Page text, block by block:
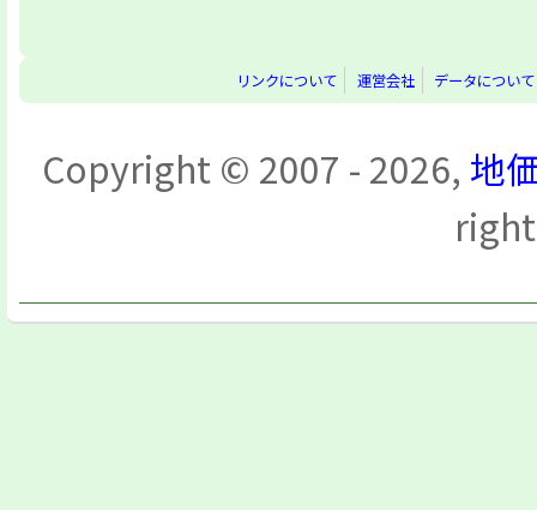
リンクについて 運営会社 データについて
Copyright © 2007 - 2026, 地